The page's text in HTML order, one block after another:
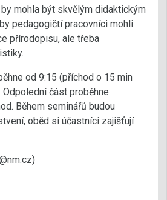
mohla být skvělým didaktickým
pedagogičtí pracovníci mohli
přírodopisu, ale třeba
od 9:15 (příchod o 15 min
část proběhne
Během seminářů budou
oběd si účastníci zajišťují